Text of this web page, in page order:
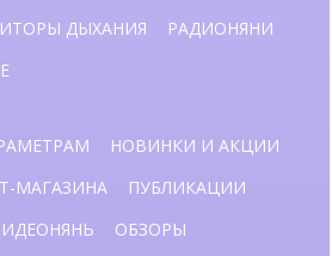
ДЫХАНИЯ
РАДИОНЯНИ
НОВИНКИ И АКЦИИ
МАГАЗИНА
ПУБЛИКАЦИИ
ОБЗОРЫ